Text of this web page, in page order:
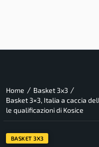
Home / Basket 3x3 /
Basket 3×3, Italia a caccia
le qualificazioni di Kosice
BASKET 3X3